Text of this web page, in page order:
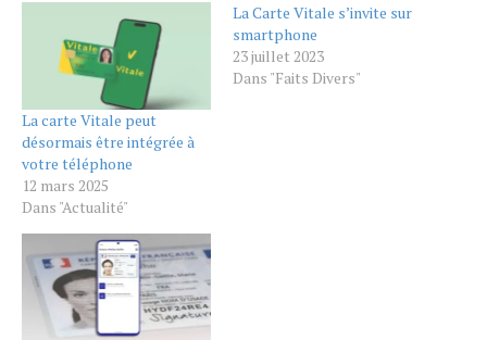
La carte Vitale peut
désormais être intégrée à
votre téléphone
12 mars 2025
Dans "Actualité"
La Carte Vitale s’invite sur
smartphone
23 juillet 2023
Dans "Faits Divers"